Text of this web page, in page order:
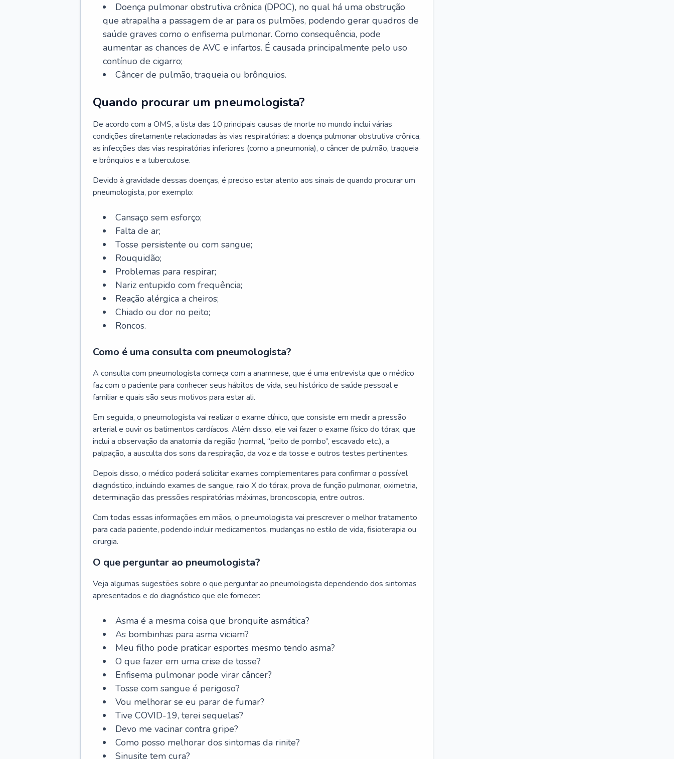
Doença pulmonar obstrutiva crônica (DPOC), no qual há uma obstrução
que atrapalha a passagem de ar para os pulmões, podendo gerar quadros de
saúde graves como o enfisema pulmonar. Como consequência, pode
aumentar as chances de AVC e infartos. É causada principalmente pelo uso
contínuo de cigarro;
Câncer de pulmão, traqueia ou brônquios.
Quando procurar um pneumologista?
De acordo com a OMS, a lista das 10 principais causas de morte no mundo inclui várias
condições diretamente relacionadas às vias respiratórias: a doença pulmonar obstrutiva crônica,
as infecções das vias respiratórias inferiores (como a pneumonia), o câncer de pulmão, traqueia
e brônquios e a tuberculose.
Devido à gravidade dessas doenças, é preciso estar atento aos sinais de quando procurar um
pneumologista, por exemplo:
Cansaço sem esforço;
Falta de ar;
Tosse persistente ou com sangue;
Rouquidão;
Problemas para respirar;
Nariz entupido com frequência;
Reação alérgica a cheiros;
Chiado ou dor no peito;
Roncos.
Como é uma consulta com pneumologista?
A consulta com pneumologista começa com a anamnese, que é uma entrevista que o médico
faz com o paciente para conhecer seus hábitos de vida, seu histórico de saúde pessoal e
familiar e quais são seus motivos para estar ali.
Em seguida, o pneumologista vai realizar o exame clínico, que consiste em medir a pressão
arterial e ouvir os batimentos cardíacos. Além disso, ele vai fazer o exame físico do tórax, que
inclui a observação da anatomia da região (normal, “peito de pombo”, escavado etc.), a
palpação, a ausculta dos sons da respiração, da voz e da tosse e outros testes pertinentes.
Depois disso, o médico poderá solicitar exames complementares para confirmar o possível
diagnóstico, incluindo exames de sangue, raio X do tórax, prova de função pulmonar, oximetria,
determinação das pressões respiratórias máximas, broncoscopia, entre outros.
Com todas essas informações em mãos, o pneumologista vai prescrever o melhor tratamento
para cada paciente, podendo incluir medicamentos, mudanças no estilo de vida, fisioterapia ou
cirurgia.
O que perguntar ao pneumologista?
Veja algumas sugestões sobre o que perguntar ao pneumologista dependendo dos sintomas
apresentados e do diagnóstico que ele fornecer:
Asma é a mesma coisa que bronquite asmática?
As bombinhas para asma viciam?
Meu filho pode praticar esportes mesmo tendo asma?
O que fazer em uma crise de tosse?
Enfisema pulmonar pode virar câncer?
Tosse com sangue é perigoso?
Vou melhorar se eu parar de fumar?
Tive COVID-19, terei sequelas?
Devo me vacinar contra gripe?
Como posso melhorar dos sintomas da rinite?
Sinusite tem cura?